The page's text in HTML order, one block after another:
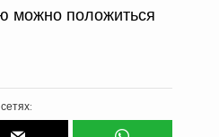
можно положиться